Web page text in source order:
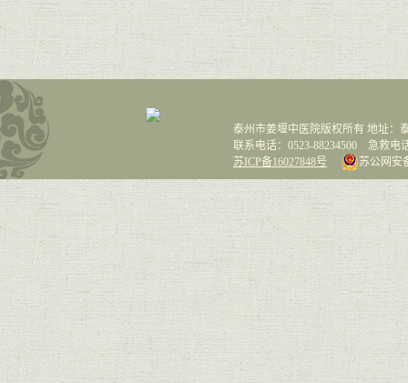
泰州市姜堰中医院版权所有 地址
联系电话：0523-88234500 急救电
苏ICP备16027848号
苏公网安